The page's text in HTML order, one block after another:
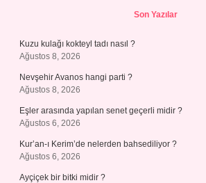
Son Yazılar
Kuzu kulağı kokteyl tadı nasıl ?
Ağustos 8, 2026
Nevşehir Avanos hangi parti ?
Ağustos 8, 2026
Eşler arasında yapılan senet geçerli midir ?
Ağustos 6, 2026
Kur’an-ı Kerim’de nelerden bahsediliyor ?
Ağustos 6, 2026
Ayçiçek bir bitki midir ?